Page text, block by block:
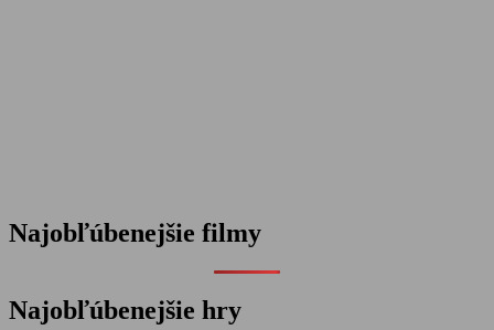
Najobľúbenejšie filmy
Najobľúbenejšie hry